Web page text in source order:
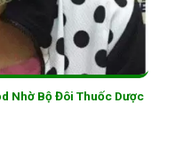
Nhờ Bộ Đôi Thuốc Dược